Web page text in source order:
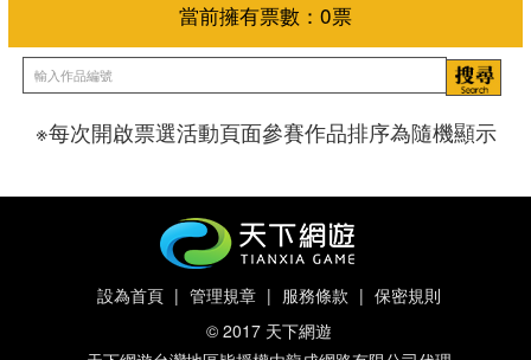
當前擁有票數：
※每次開啟票選活動頁面參賽作品排序為隨機顯示
設為首頁 | 管理規章 | 服務條款 | 保密規則
© 2017 天下網遊